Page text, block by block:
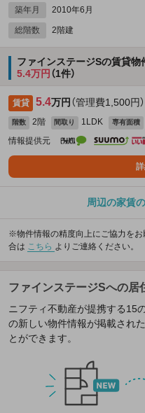
築年月 2010年6月
総階数 2階建
ファインステージSの賃貸物
5.4万円 （1件）
賃貸 5.4万円 （管理費1,500円）
階数 2階 間取り 1LDK 専有面積
情報提供元
周辺の家賃
※物件情報の精度向上にご協力を
合は こちら よりご連絡ください。
ファインステージSへの居
ニフティ不動産が提携する15
の新しい物件情報が掲載され
とができます。